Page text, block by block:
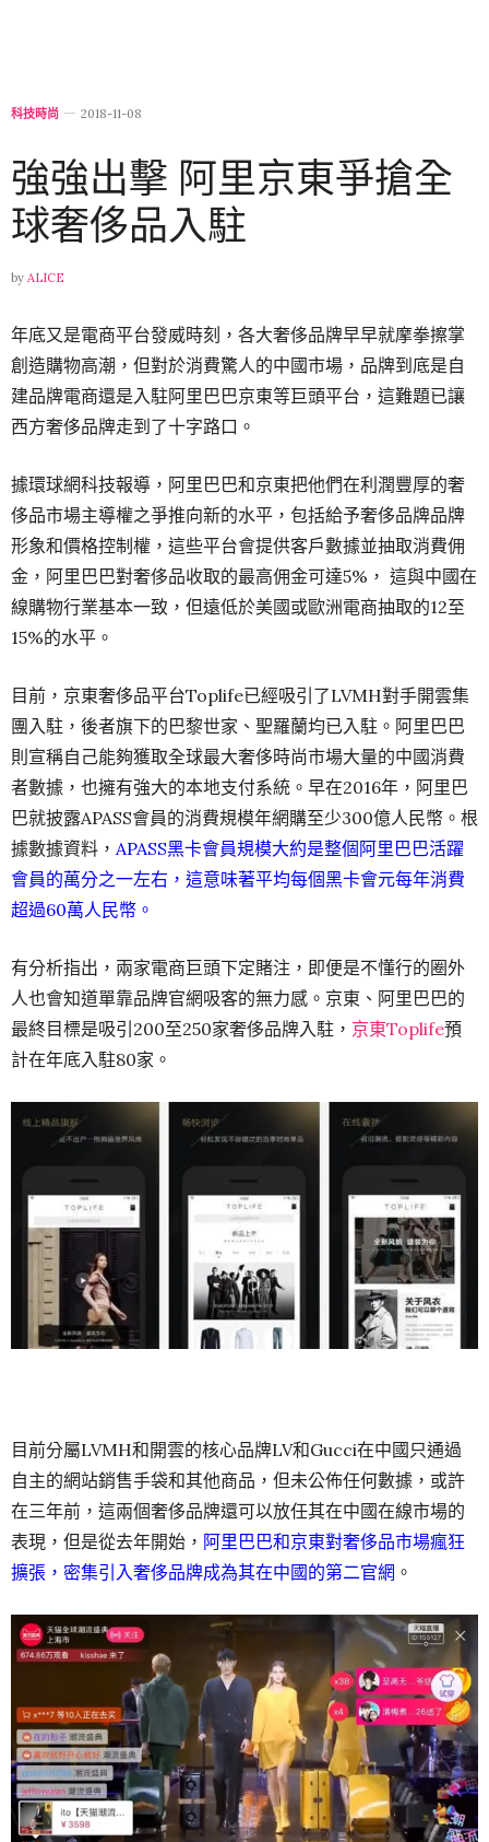
科技時尚 2018-11-08
強強出擊 阿里京東爭搶全
球奢侈品入駐
by ALICE
年底又是電商平台發威時刻，各大奢侈品牌早早就摩拳擦掌
創造購物高潮，但對於消費驚人的中國市場，品牌到底是自
建品牌電商還是入駐阿里巴巴京東等巨頭平台，這難題已讓
西方奢侈品牌走到了十字路口。
據環球網科技報導，阿里巴巴和京東把他們在利潤豐厚的奢
侈品市場主導權之爭推向新的水平，包括給予奢侈品牌品牌
形象和價格控制權，這些平台會提供客戶數據並抽取消費佣
金，阿里巴巴對奢侈品收取的最高佣金可達5%， 這與中國在
線購物行業基本一致，但遠低於美國或歐洲電商抽取的12至
15%的水平。
目前，京東奢侈品平台Toplife已經吸引了LVMH對手開雲集
團入駐，後者旗下的巴黎世家、聖羅蘭均已入駐。阿里巴巴
則宣稱自己能夠獲取全球最大奢侈時尚市場大量的中國消費
者數據，也擁有強大的本地支付系統。早在2016年，阿里巴
巴就披露APASS會員的消費規模年網購至少300億人民幣。根
據數據資料， APASS黑卡會員規模大約是整個阿里巴巴活躍
會員的萬分之一左右，這意味著平均每個黑卡會元每年消費
超過60萬人民幣。
有分析指出，兩家電商巨頭下定賭注，即便是不懂行的圈外
人也會知道單靠品牌官網吸客的無力感。京東、阿里巴巴的
最終目標是吸引200至250家奢侈品牌入駐， 京東Toplife預
計在年底入駐80家。
目前分屬LVMH和開雲的核心品牌LV和Gucci在中國只通過
自主的網站銷售手袋和其他商品，但未公佈任何數據，或許
在三年前，這兩個奢侈品牌還可以放任其在中國在線市場的
表現，但是從去年開始， 阿里巴巴和京東對奢侈品市場瘋狂
擴張，密集引入奢侈品牌成為其在中國的第二官網 。